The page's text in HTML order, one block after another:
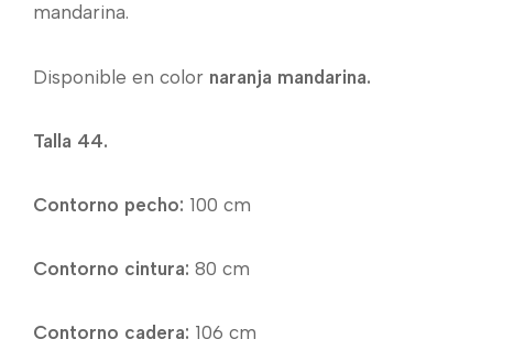
mandarina.
Disponible en color naranja mandarina.
Talla 44.
Contorno pecho: 100 cm
Contorno cintura: 80 cm
Contorno cadera: 106 cm